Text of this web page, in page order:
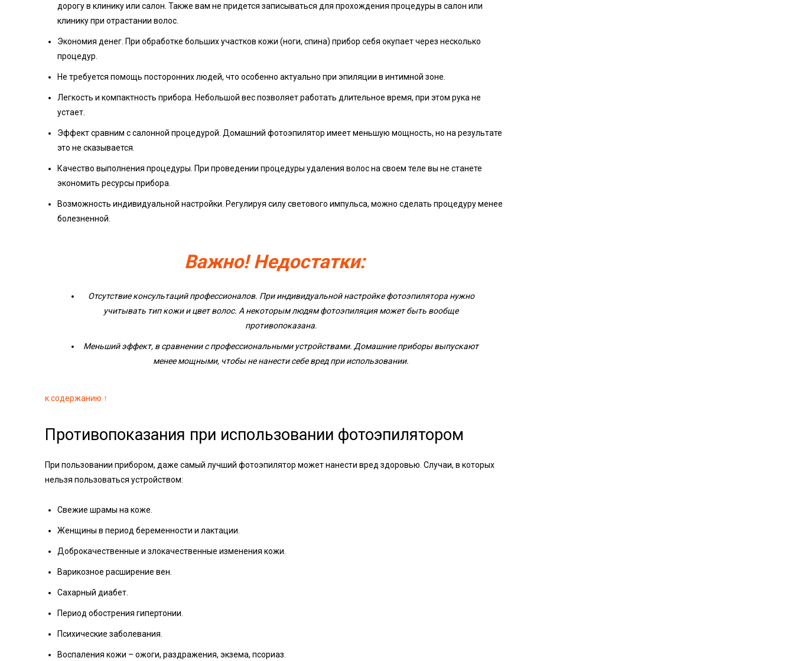
дорогу в клинику или салон. Также вам не придется записываться для прохождения процедуры в салон или
клинику при отрастании волос.
Экономия денег. При обработке больших участков кожи (ноги, спина) прибор себя окупает через несколько
процедур.
Не требуется помощь посторонних людей, что особенно актуально при эпиляции в интимной зоне.
Легкость и компактность прибора. Небольшой вес позволяет работать длительное время, при этом рука не
устает.
Эффект сравним с салонной процедурой. Домашний фотоэпилятор имеет меньшую мощность, но на результате
это не сказывается.
Качество выполнения процедуры. При проведении процедуры удаления волос на своем теле вы не станете
экономить ресурсы прибора.
Возможность индивидуальной настройки. Регулируя силу светового импульса, можно сделать процедуру менее
болезненной.
Важно! Недостатки:
Отсутствие консультаций профессионалов. При индивидуальной настройке фотоэпилятора нужно
учитывать тип кожи и цвет волос. А некоторым людям фотоэпиляция может быть вообще
противопоказана.
Меньший эффект, в сравнении с профессиональными устройствами. Домашние приборы выпускают
менее мощными, чтобы не нанести себе вред при использовании.
к содержанию ↑
Противопоказания при использовании фотоэпилятором
При пользовании прибором, даже самый лучший фотоэпилятор может нанести вред здоровью. Случаи, в которых
нельзя пользоваться устройством:
Свежие шрамы на коже.
Женщины в период беременности и лактации.
Доброкачественные и злокачественные изменения кожи.
Варикозное расширение вен.
Сахарный диабет.
Период обострения гипертонии.
Психические заболевания.
Воспаления кожи – ожоги, раздражения, экзема, псориаз.